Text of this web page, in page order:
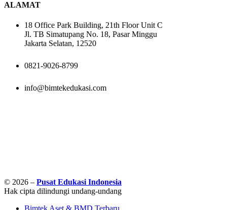
ALAMAT
18 Office Park Building, 21th Floor Unit C
Jl. TB Simatupang No. 18, Pasar Minggu
Jakarta Selatan, 12520
0821-9026-8799
info@bimtekedukasi.com
© 2026 – Pusat Edukasi Indonesia
Hak cipta dilindungi undang-undang
Bimtek Aset & BMD Terbaru